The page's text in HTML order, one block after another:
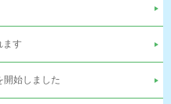
ます
開始しました